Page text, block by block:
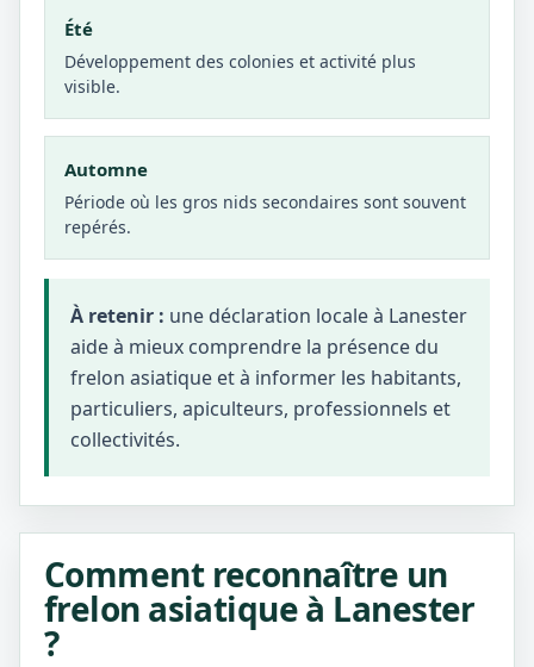
Été
Développement des colonies et activité plus
visible.
Automne
Période où les gros nids secondaires sont souvent
repérés.
À retenir : une déclaration locale à Lanester
aide à mieux comprendre la présence du
frelon asiatique et à informer les habitants,
particuliers, apiculteurs, professionnels et
collectivités.
Comment reconnaître un
frelon asiatique à Lanester
?